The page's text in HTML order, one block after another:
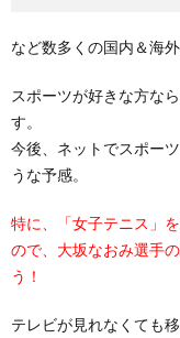
など数多くの国内＆海
スポーツが好きな方な
す。
今後、ネットでスポー
うな予感。
特に、「女子テニス」
ので、大坂なおみ選手
う！
テレビが見れなくても